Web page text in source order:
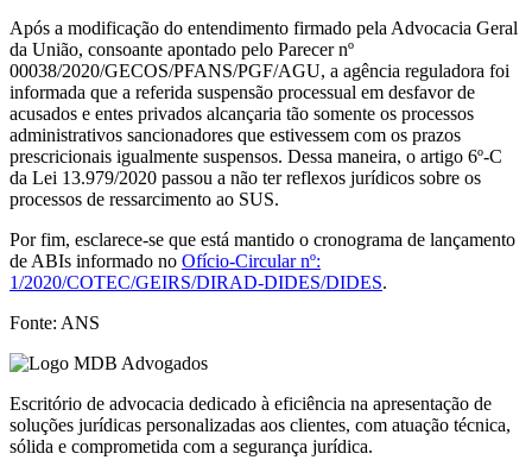
Após a modificação do entendimento firmado pela Advocacia Geral
da União, consoante apontado pelo Parecer nº
00038/2020/GECOS/PFANS/PGF/AGU, a agência reguladora foi
informada que a referida suspensão processual em desfavor de
acusados e entes privados alcançaria tão somente os processos
administrativos sancionadores que estivessem com os prazos
prescricionais igualmente suspensos. Dessa maneira, o artigo 6º-C
da Lei 13.979/2020 passou a não ter reflexos jurídicos sobre os
processos de ressarcimento ao SUS.
Por fim, esclarece-se que está mantido o cronograma de lançamento
de ABIs informado no Ofício-Circular nº:
1/2020/COTEC/GEIRS/DIRAD-DIDES/DIDES.
Fonte: ANS
Escritório de advocacia dedicado à eficiência na apresentação de
soluções jurídicas personalizadas aos clientes, com atuação técnica,
sólida e comprometida com a segurança jurídica.